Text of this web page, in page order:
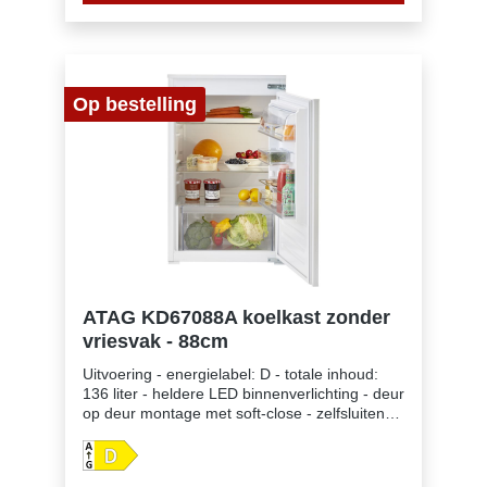
Op bestelling
ATAG KD67088A koelkast zonder
vriesvak - 88cm
Uitvoering - energielabel: D - totale inhoud:
136 liter - heldere LED binnenverlichting - deur
op deur montage met soft-close - zelfsluitend
automatisch ontdooisysteem - 3 transparante,
verstelbare deurvakken met luxe afwerking,